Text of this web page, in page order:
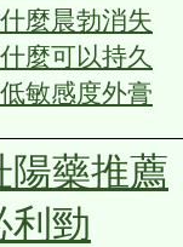
麼晨勃消失
麼可以持久
敏感度外膏
陽藥推薦
利勁